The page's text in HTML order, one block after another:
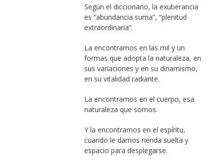
Según el diccionario, la exuberancia
es “abundancia suma”, “plenitud
extraordinaria”.
La encontramos en las mil y un
formas que adopta la naturaleza, en
sus variaciones y en su dinamismo,
en su vitalidad radiante.
La encontramos en el cuerpo, esa
naturaleza que somos.
Y la encontramos en el espíritu,
cuando le damos rienda suelta y
espacio para desplegarse.